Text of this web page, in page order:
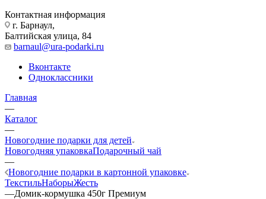
Контактная информация
г. Барнаул,
Балтийская улица, 84
barnaul@ura-podarki.ru
Вконтакте
Одноклассники
Главная
—
Каталог
—
Новогодние подарки для детей
Новогодняя упаковкаПодарочный чай
—
Новогодние подарки в картонной упаковке
ТекстильНаборыЖесть
—Домик-кормушка 450г Премиум